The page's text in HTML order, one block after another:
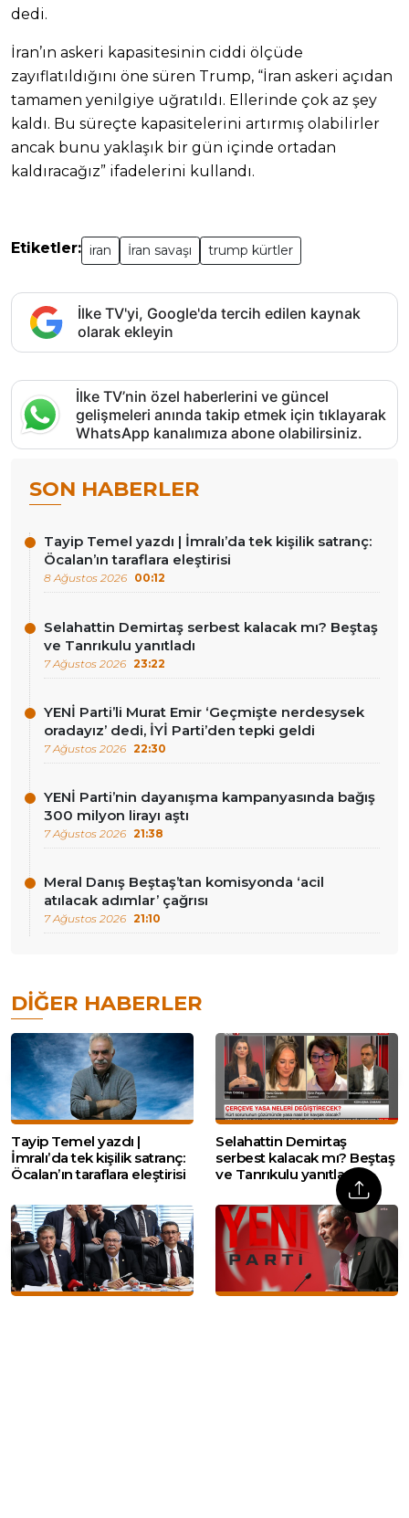
dedi.
İran’ın askeri kapasitesinin ciddi ölçüde
zayıflatıldığını öne süren Trump, “İran askeri açıdan
tamamen yenilgiye uğratıldı. Ellerinde çok az şey
kaldı. Bu süreçte kapasitelerini artırmış olabilirler
ancak bunu yaklaşık bir gün içinde ortadan
kaldıracağız” ifadelerini kullandı.
Etiketler: iran İran savaşı trump kürtler
İlke TV'yi, Google'da tercih edilen kaynak
olarak ekleyin
İlke TV’nin özel haberlerini ve güncel
gelişmeleri anında takip etmek için tıklayarak
WhatsApp kanalımıza abone olabilirsiniz.
SON HABERLER
Tayip Temel yazdı | İmralı’da tek kişilik satranç:
Öcalan’ın taraflara eleştirisi
8 Ağustos 2026 00:12
Selahattin Demirtaş serbest kalacak mı? Beştaş
ve Tanrıkulu yanıtladı
7 Ağustos 2026 23:22
YENİ Parti’li Murat Emir ‘Geçmişte nerdesysek
oradayız’ dedi, İYİ Parti’den tepki geldi
7 Ağustos 2026 22:30
YENİ Parti’nin dayanışma kampanyasında bağış
300 milyon lirayı aştı
7 Ağustos 2026 21:38
Meral Danış Beştaş’tan komisyonda ‘acil
atılacak adımlar’ çağrısı
7 Ağustos 2026 21:10
DIĞER HABERLER
Tayip Temel yazdı |
İmralı’da tek kişilik satranç:
Öcalan’ın taraflara eleştirisi
Selahattin Demirtaş
serbest kalacak mı? Beştaş
ve Tanrıkulu yanıtladı